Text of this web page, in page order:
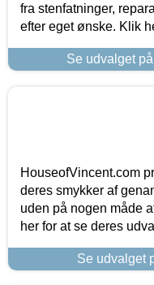
fra stenfatninger,
efter eget ønske. Klik
Se udvalget
HouseofVincent.com
deres smykker af
uden på nogen måde
her for at se deres
Se udvalget